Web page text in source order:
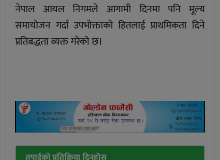
नेपाल आयल निगमले आगामी दिनमा पनि मूल्य
समायोजन गर्दा उपभोक्ताको हितलाई प्राथमिकता दिने
प्रतिबद्धता व्यक्त गरेको छ।